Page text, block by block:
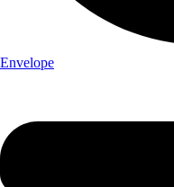
Envelope